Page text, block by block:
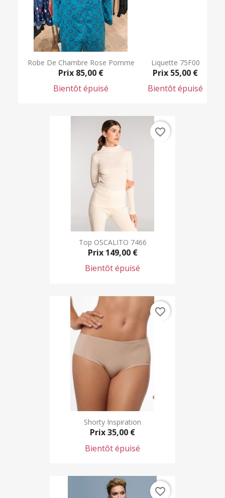
Robe De Chambre Rose Pomme
Prix 85,00 €
Bientôt épuisé
Liquette 75F00
Prix 55,00 €
Bientôt épuisé
Top OSCALITO 7466
Prix 149,00 €
Bientôt épuisé
favorite_border
Shorty Inspiration
Prix35,00 €
Bientôt épuisé
favorite_border
favorite_border